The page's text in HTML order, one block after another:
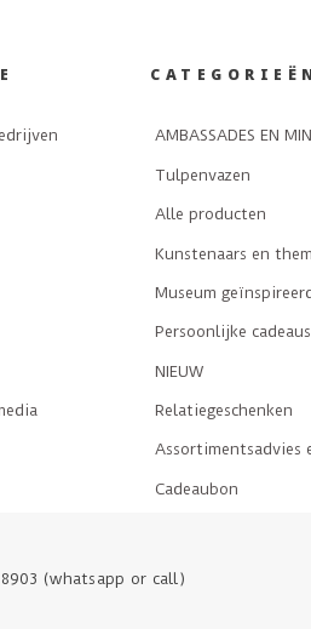
AMBASSADES EN
Tulpenvazen
Alle producten
Kunstenaars en
Museum
Persoonlijke
NIEUW
Relatiegeschenken
Assortimentsadvies
Cadeaubon
(whatsapp or call)